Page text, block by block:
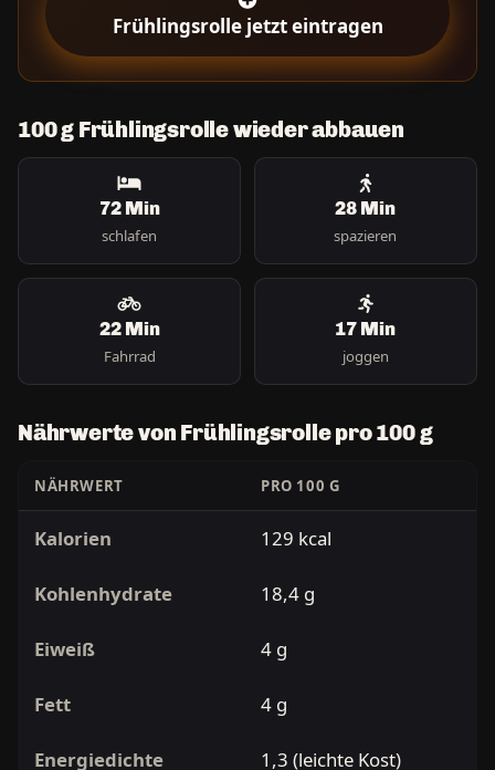
Frühlingsrolle jetzt eintragen
100 g Frühlingsrolle wieder abbauen
72 Min
schlafen
28 Min
spazieren
22 Min
Fahrrad
17 Min
joggen
Nährwerte von Frühlingsrolle pro 100 g
NÄHRWERT PRO 100 G
Kalorien 129 kcal
Kohlenhydrate 18,4 g
Eiweiß 4 g
Fett 4 g
Energiedichte 1,3 (leichte Kost)